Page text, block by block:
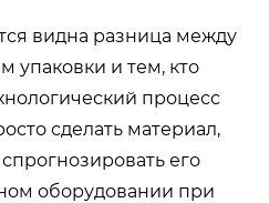
видна разница между
упаковки и тем, кто
процесс
сделать материал,
его
оборудовании при